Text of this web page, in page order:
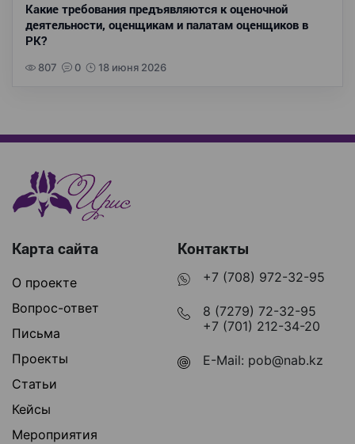
Какие требования предъявляются к оценочной
деятельности, оценщикам и палатам оценщиков в
РК?
807 0 18 июня 2026
Карта сайта
О проекте
Вопрос-ответ
Письма
Проекты
Статьи
Кейсы
Мероприятия
Контакты
+7 (708) 972-32-95
8 (7279) 72-32-95
+7 (701) 212-34-20
E-Mail: pob@nab.kz